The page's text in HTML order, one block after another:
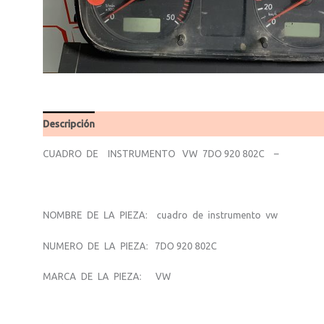
Descripción
CUADRO DE INSTRUMENTO VW 7DO 920 802C –
NOMBRE DE LA PIEZA: cuadro de instrumento vw
NUMERO DE LA PIEZA: 7DO 920 802C
MARCA DE LA PIEZA: VW